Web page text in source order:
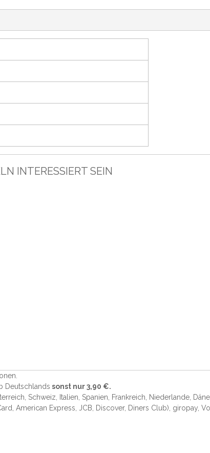
INTERESSIERT SEIN
Deutschlands sonst nur 3,90 €.
Schweiz, Italien, Spanien, Frankreich, Niederlande,
American Express, JCB, Discover, Diners Club), giropay,